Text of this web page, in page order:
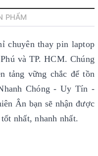
PHẨM
chuyên thay pin laptop
và TP. HCM. Chúng
tảng vững chắc để tồn
Chóng - Uy Tín -
Ân bạn sẽ nhận được
nhất, nhanh nhất.